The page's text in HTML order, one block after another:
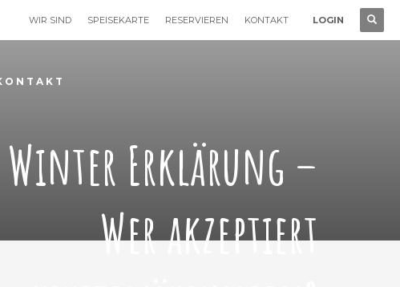
WIR SIND SPEISEKARTE RESERVIEREN KONTAKT LOGIN
Winter Erklärung –
Wer akzeptiert